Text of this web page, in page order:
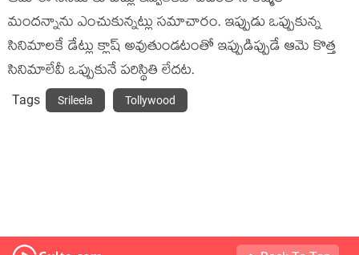
మంద‌న్నాను ఎంచుకున్న‌ట్లు స‌మాచారం. ఇప్పుడు ఒప్పుకున్న
సినిమాల‌కే డేట్లు క్లాష్ అవుతుండ‌టంతో ఇప్పుడిప్పుడే ఆమె కొత్త
సినిమాలేవీ ఒప్పుకునే ప‌రిస్థితి లేద‌ట‌.
Tags Srileela Tollywood